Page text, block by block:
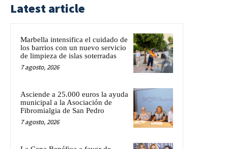
Latest article
Marbella intensifica el cuidado de
los barrios con un nuevo servicio
de limpieza de islas soterradas
7 agosto, 2026
Asciende a 25.000 euros la ayuda
municipal a la Asociación de
Fibromialgia de San Pedro
7 agosto, 2026